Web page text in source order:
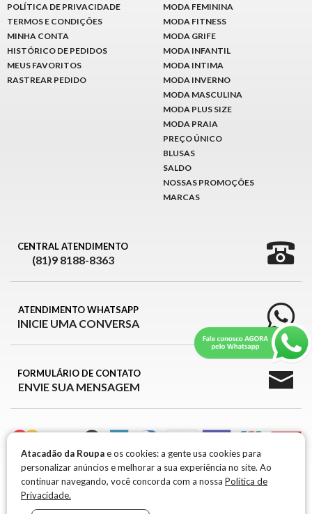
POLÍTICA DE PRIVACIDADE
TERMOS E CONDIÇÕES
MINHA CONTA
HISTÓRICO DE PEDIDOS
MEUS FAVORITOS
RASTREAR PEDIDO
MODA FEMININA
MODA FITNESS
MODA GRIFE
MODA INFANTIL
MODA INTIMA
MODA INVERNO
MODA MASCULINA
MODA PLUS SIZE
MODA PRAIA
PREÇO ÚNICO
BLUSAS
SALDO
NOSSAS PROMOÇÕES
MARCAS
CENTRAL ATENDIMENTO
(81)9 8188-8363
ATENDIMENTO WHATSAPP
INICIE UMA CONVERSA
FORMULÁRIO DE CONTATO
ENVIE SUA MENSAGEM
ATACADÃO DA ROUPA © 2026
Atacadão da Roupae os cookies: a gente usa cookies para
personalizar anúncios e melhorar a sua experiência no site. Ao
continuar navegando, você concorda com a nossa Política de
Privacidade.